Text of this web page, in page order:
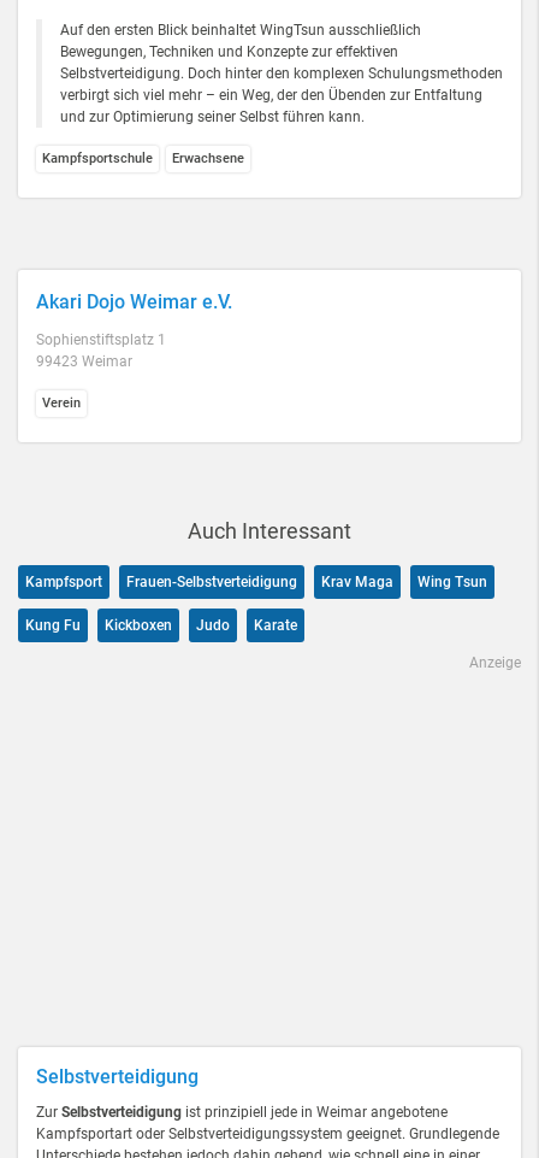
Selbstverteidigung
Zur Selbstverteidigung ist prinzipiell jede in Weimar angebotene
Kampfsportart oder Selbstverteidigungssystem geeignet. Grundlegende
Auf den ersten Blick beinhaltet WingTsun ausschließlich
Bewegungen, Techniken und Konzepte zur effektiven
Selbstverteidigung. Doch hinter den komplexen Schulungsmethoden
verbirgt sich viel mehr – ein Weg, der den Übenden zur Entfaltung
und zur Optimierung seiner Selbst führen kann.
Kampfsportschule Erwachsene
Akari Dojo Weimar e.V.
Sophienstiftsplatz 1
99423 Weimar
Verein
Auch Interessant
Kampfsport Frauen-Selbstverteidigung Krav Maga Wing Tsun
Kung Fu Kickboxen Judo Karate
Anzeige